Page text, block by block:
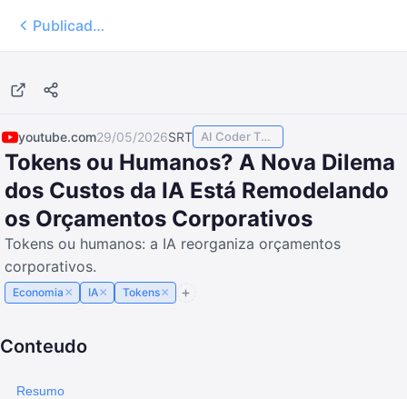
Publicados
youtube.com29/05/2026SRT AI Coder TODAY
Tokens ou Humanos? A Nova Dilema
dos Custos da IA ​​Está Remodelando
os Orçamentos Corporativos
Tokens ou humanos: a IA reorganiza orçamentos
corporativos.
Economia × IA× Tokens×
Conteudo
Resumo